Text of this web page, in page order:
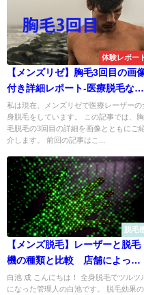
体験レポー
【メンズリゼ】胸毛3回目の画
付き詳細レポート-医療脱毛なの
に無痛
私は現在、メンズリゼで医療レーザーの
身脱毛をしています。 この記事では、胸
毛脱毛の3回目の詳細を画像とともにご
介します。 前回の記事はこ...
脱毛
【メンズ脱毛】レーザーと脱毛
機の種類と比較 店舗によって
違います‼︎
白池 成 こんにちは！ 全身脱毛でツルツ
になった管理人の白池です。 脱毛効果の